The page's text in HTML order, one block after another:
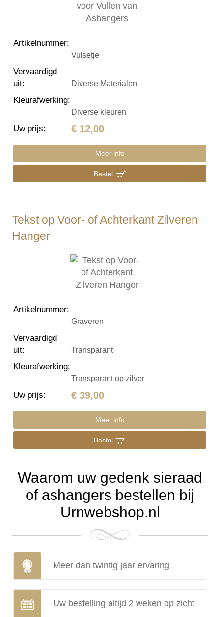
Artikelnummer:
Vulsetje
Vervaardigd
uit: Diverse Materialen
Kleurafwerking:
Diverse kleuren
Uw prijs: € 12,00
Meer info
Bestel
Tekst op Voor- of Achterkant Zilveren
Hanger
Artikelnummer:
Graveren
Vervaardigd
uit: Transparant
Kleurafwerking:
Transparant op zilver
Uw prijs: € 39,00
Meer info
Bestel
Waarom uw gedenk sieraad
of ashangers bestellen bij
Urnwebshop.nl
Meer dan twintig jaar ervaring
Uw bestelling altijd 2 weken op zicht